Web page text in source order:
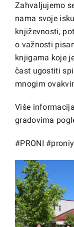
Zahvaljujemo
nama svoje
književnosti,
o važnosti
knjigama koje
čast ugostiti
mnogim
Više
gradovima
#PRONI